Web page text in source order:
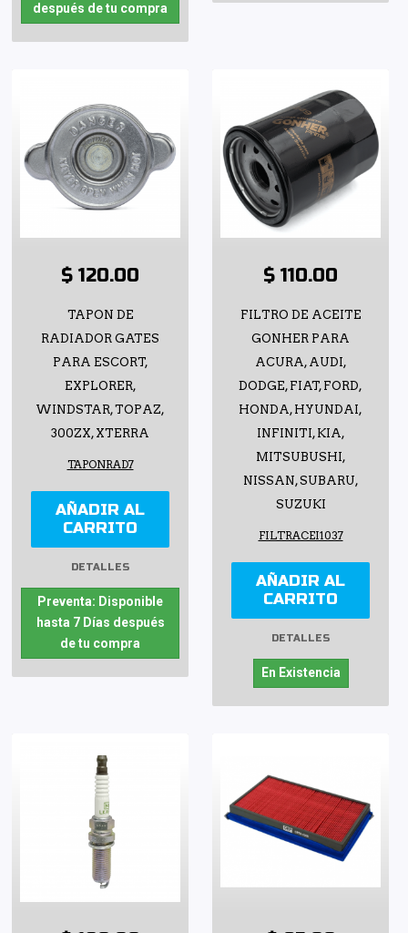
después de tu compra
$ 120.00
TAPON DE
RADIADOR GATES
PARA ESCORT,
EXPLORER,
WINDSTAR, TOPAZ,
300ZX, XTERRA
TAPONRAD7
AÑADIR AL
CARRITO
DETALLES
Preventa: Disponible
hasta 7 Días después
de tu compra
$ 110.00
FILTRO DE ACEITE
GONHER PARA
ACURA, AUDI,
DODGE, FIAT, FORD,
HONDA, HYUNDAI,
INFINITI, KIA,
MITSUBUSHI,
NISSAN, SUBARU,
SUZUKI
FILTRACEI1037
AÑADIR AL
CARRITO
DETALLES
En Existencia